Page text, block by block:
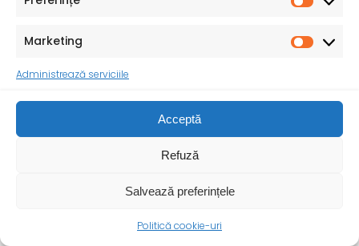
Marketing
Administrează serviciile
Acceptă
Refuză
Salvează preferințele
Politică cookie-uri